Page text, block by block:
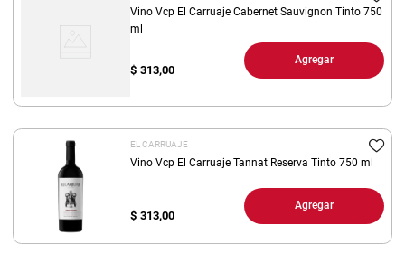
Vino Vcp El Carruaje Cabernet Sauvignon Tinto 750
ml
$ 313,00
Agregar
EL CARRUAJE
Vino Vcp El Carruaje Tannat Reserva Tinto 750 ml
$ 313,00
Agregar